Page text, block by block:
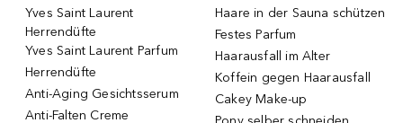
Yves Saint Laurent
Herrendüfte
Yves Saint Laurent Parfum
Herrendüfte
Anti-Aging Gesichtsserum
Anti-Falten Creme
Haare in der Sauna schützen
Festes Parfum
Haarausfall im Alter
Koffein gegen Haarausfall
Cakey Make-up